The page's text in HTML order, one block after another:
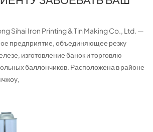
Sihai Iron Printing & Tin Making Co., Ltd. —
предприятие, объединяющее резку
изготовление банок и торговлю
баллончиков. Расположена в районе